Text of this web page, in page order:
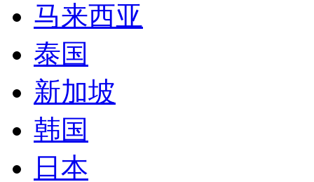
马来西亚
泰国
新加坡
韩国
日本